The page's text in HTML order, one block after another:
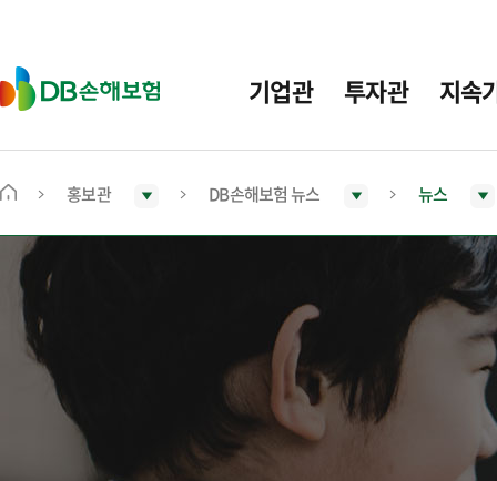
D
B
보
기업관 투자관 지속
메
홍보관 DB손해보험 뉴스 뉴스